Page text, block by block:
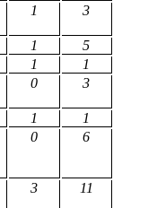
1 3
1
5
1
1
0 3
1
1
0 6
3 11